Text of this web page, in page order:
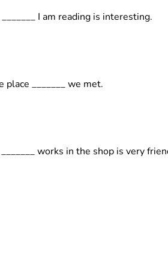
I am reading is interesting.
place _______ we met.
works in the shop is very